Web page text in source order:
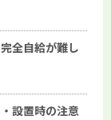
全自給が難し
設置時の注意